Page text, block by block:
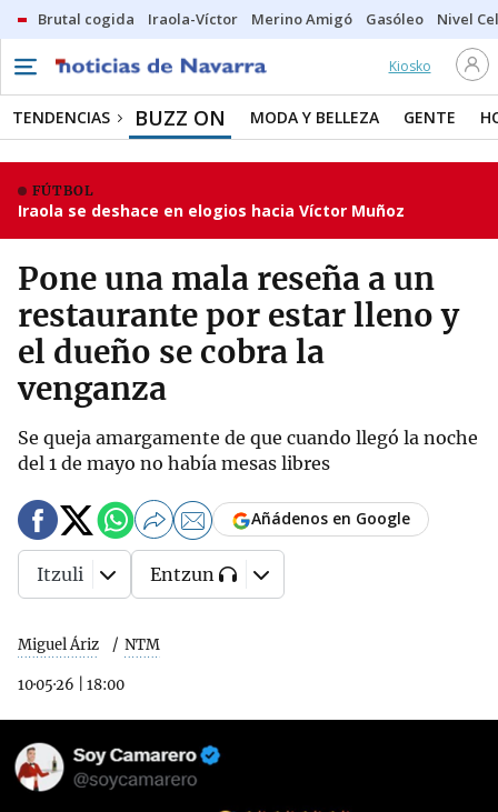
Brutal cogida Iraola-Víctor Merino Amigó Gasóleo Nivel
Kiosko
TENDENCIAS BUZZ ON MODA Y BELLEZA GENTE
FÚTBOL
Iraola se deshace en elogios hacia Víctor Muñoz
Pone una mala reseña a un
restaurante por estar lleno y
el dueño se cobra la
venganza
Se queja amargamente de que cuando llegó la noche
del 1 de mayo no había mesas libres
Miguel Áriz NTM
10·05·26 18:00
Añádenos en Google
Itzuli Entzun